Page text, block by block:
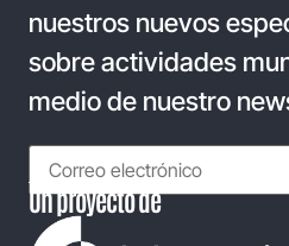
nuestros nuevos
sobre actividades
medio de nuestro
Un proyecto de